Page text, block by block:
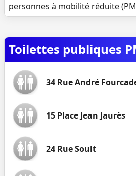
personnes à mobilité réduite
Toilettes publiques
34 Rue André
15 Place Jean Jaurès
24 Rue Soult